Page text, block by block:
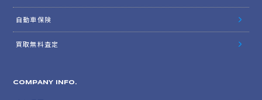
自動車保険
買取無料査定
COMPANY INFO.